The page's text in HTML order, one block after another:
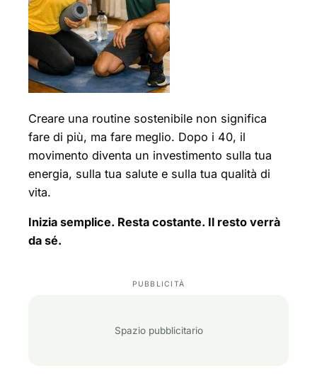
Creare una routine sostenibile non significa
fare di più, ma fare meglio. Dopo i 40, il
movimento diventa un investimento sulla tua
energia, sulla tua salute e sulla tua qualità di
vita.
Inizia semplice. Resta costante. Il resto verrà
da sé.
Spazio pubblicitario